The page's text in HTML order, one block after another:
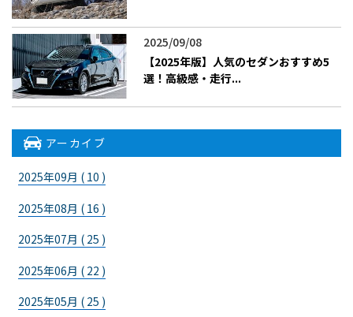
2025/09/08
【2025年版】人気のセダンおすすめ5
選！高級感・走行...
アーカイブ
2025年09月 ( 10 )
2025年08月 ( 16 )
2025年07月 ( 25 )
2025年06月 ( 22 )
2025年05月 ( 25 )